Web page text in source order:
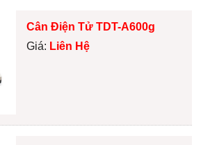
Cân Điện Tử TDT-A600g
Giá: Liên Hệ